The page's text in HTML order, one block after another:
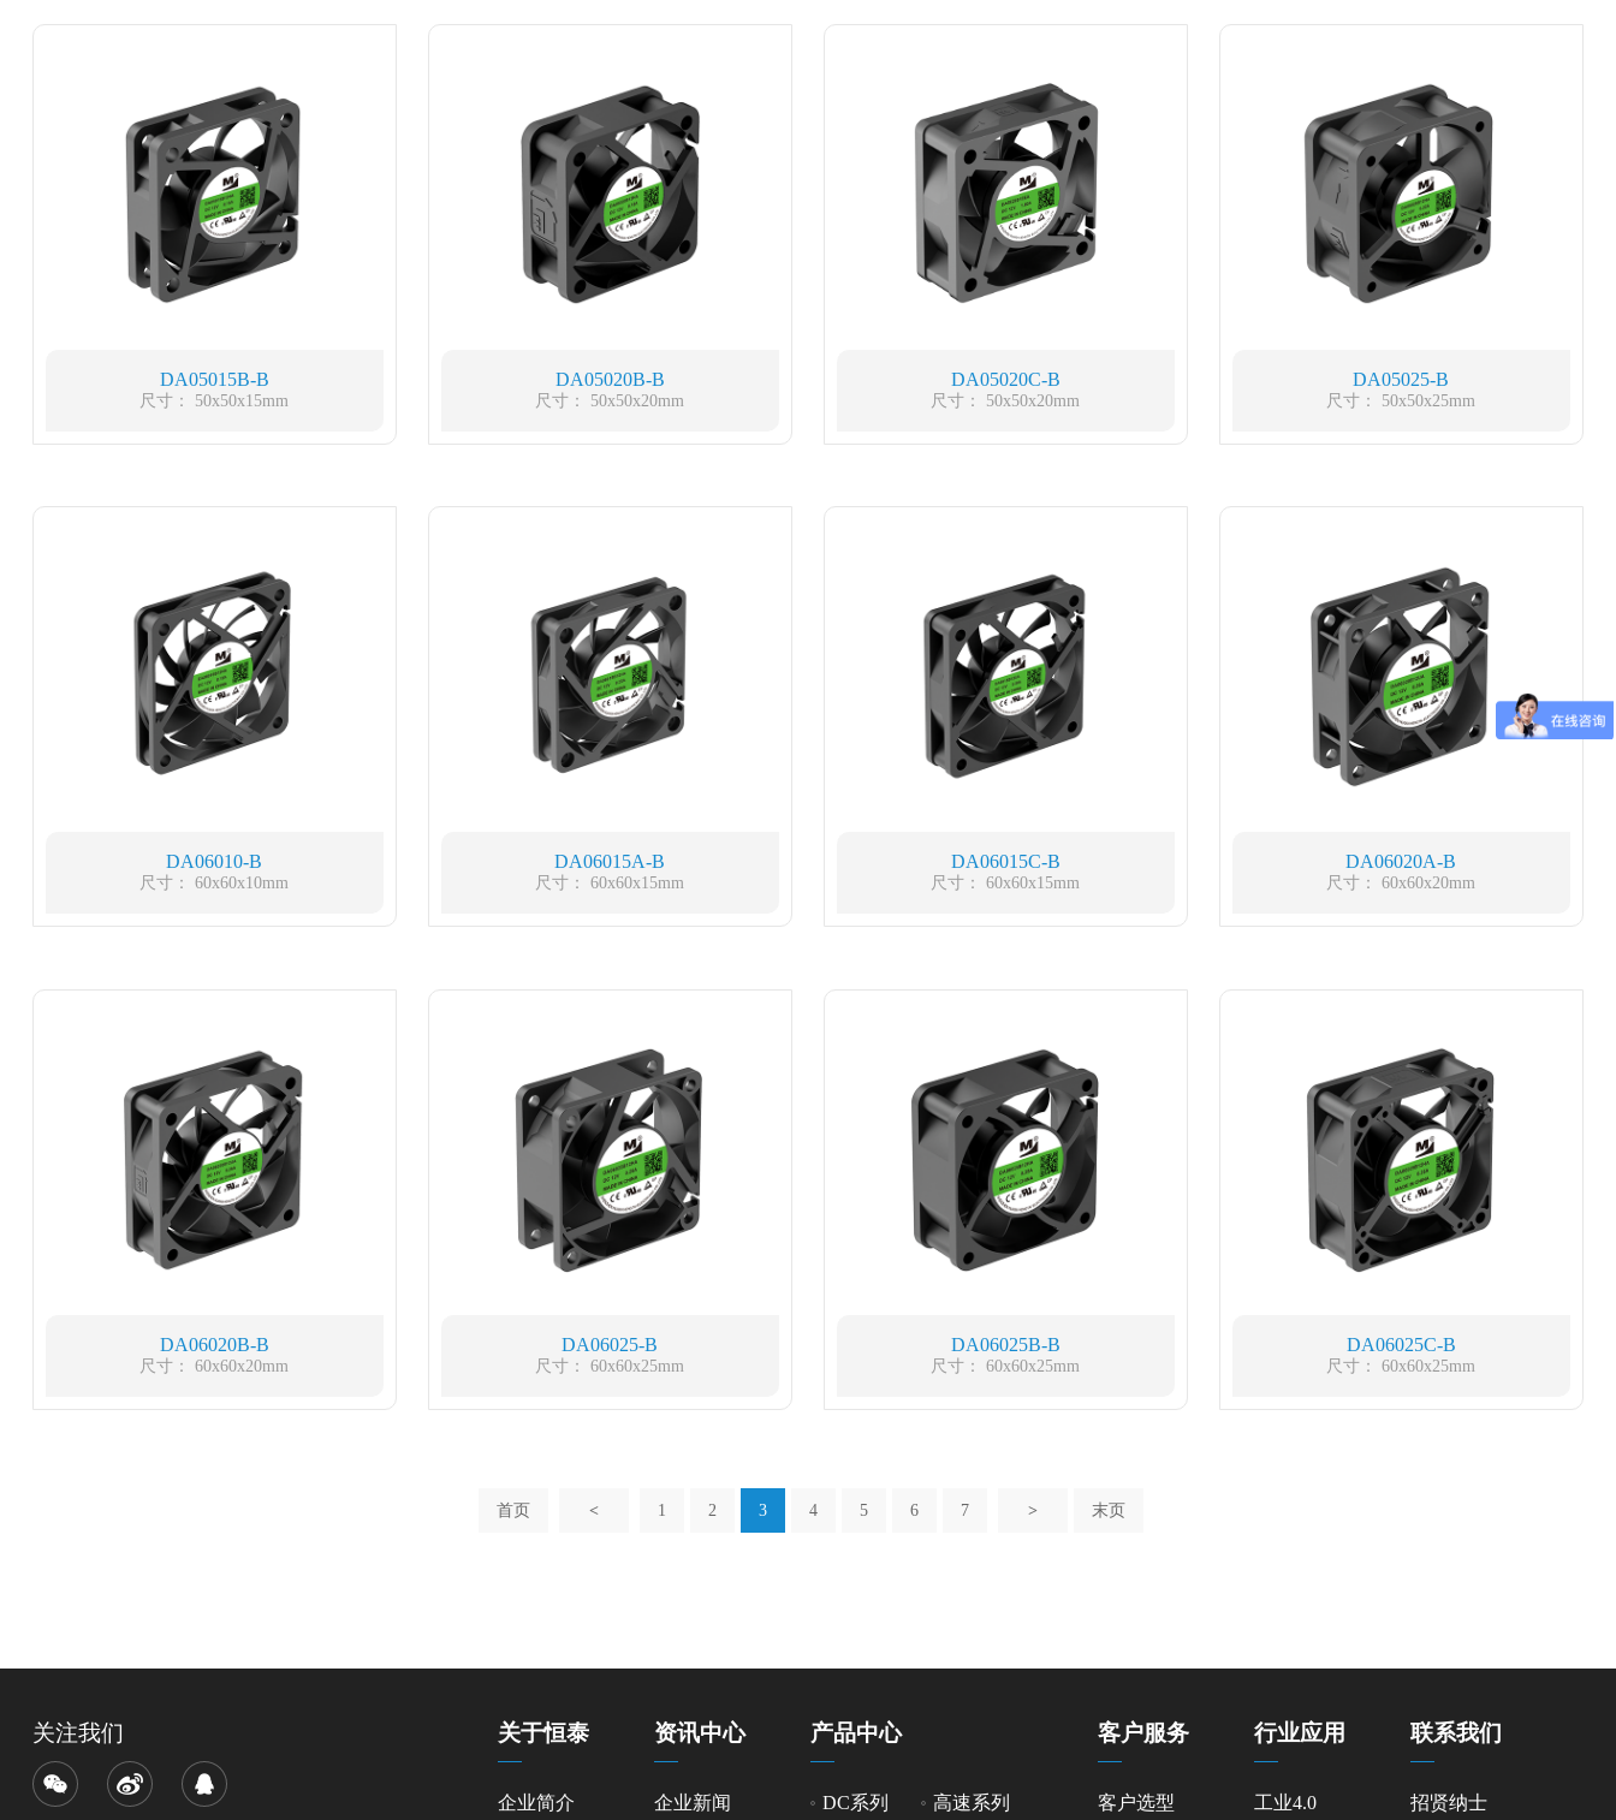
DA05015B-B
尺寸： 50x50x15mm
DA05020B-B
尺寸： 50x50x20mm
DA05020C-B
尺寸： 50x50x20mm
DA05025-B
尺寸： 50x50x25mm
DA06010-B
尺寸： 60x60x10mm
DA06015A-B
尺寸： 60x60x15mm
DA06015C-B
尺寸： 60x60x15mm
DA06020A-B
尺寸： 60x60x20mm
DA06020B-B
尺寸： 60x60x20mm
DA06025-B
尺寸： 60x60x25mm
DA06025B-B
尺寸： 60x60x25mm
DA06025C-B
尺寸： 60x60x25mm
首页 < 1 2 3 4 5 6 7 > 末页
关于恒泰
企业简介
资讯中心
企业新闻
产品中心
DC系列 高速系列
客户服务
客户选型
行业应用
工业4.0
联系我们
招贤纳士
关注我们